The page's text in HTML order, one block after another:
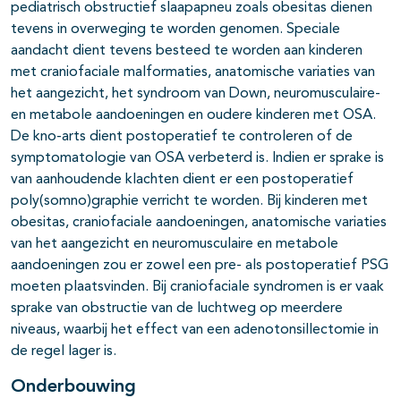
pediatrisch obstructief slaapapneu zoals obesitas dienen
tevens in overweging te worden genomen. Speciale
aandacht dient tevens besteed te worden aan kinderen
met craniofaciale malformaties, anatomische variaties van
het aangezicht, het syndroom van Down, neuromusculaire-
en metabole aandoeningen en oudere kinderen met OSA.
De kno-arts dient postoperatief te controleren of de
symptomatologie van OSA verbeterd is. Indien er sprake is
van aanhoudende klachten dient er een postoperatief
poly(somno)graphie verricht te worden. Bij kinderen met
obesitas, craniofaciale aandoeningen, anatomische variaties
van het aangezicht en neuromusculaire en metabole
aandoeningen zou er zowel een pre- als postoperatief PSG
moeten plaatsvinden. Bij craniofaciale syndromen is er vaak
sprake van obstructie van de luchtweg op meerdere
niveaus, waarbij het effect van een adenotonsillectomie in
de regel lager is.
Onderbouwing